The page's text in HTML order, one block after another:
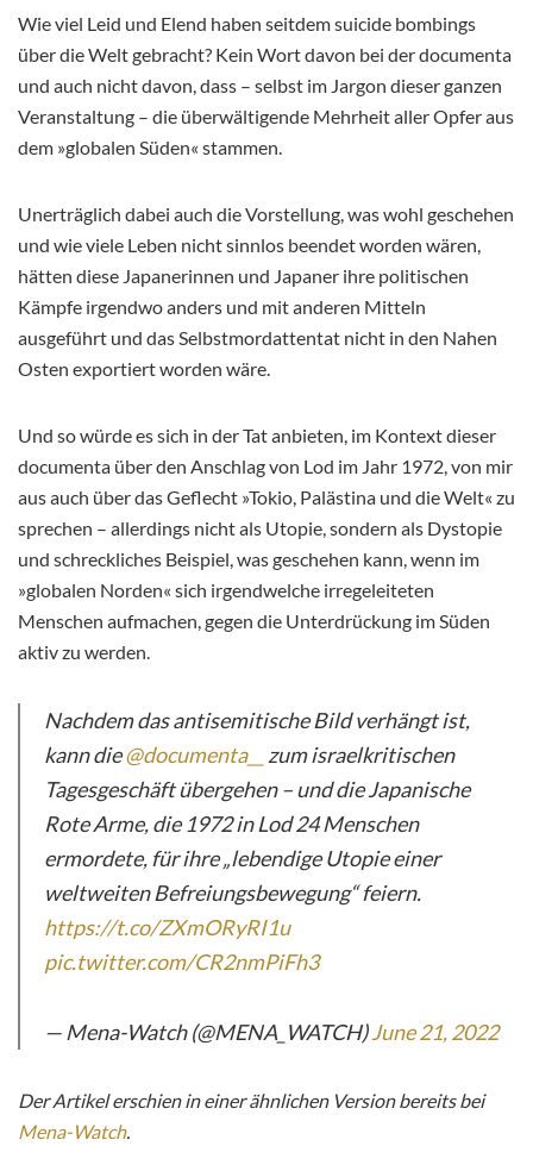
Wie viel Leid und Elend haben seitdem suicide bombings
über die Welt gebracht? Kein Wort davon bei der documenta
und auch nicht davon, dass – selbst im Jargon dieser ganzen
Veranstaltung – die überwältigende Mehrheit aller Opfer aus
dem »globalen Süden« stammen.
Unerträglich dabei auch die Vorstellung, was wohl geschehen
und wie viele Leben nicht sinnlos beendet worden wären,
hätten diese Japanerinnen und Japaner ihre politischen
Kämpfe irgendwo anders und mit anderen Mitteln
ausgeführt und das Selbstmordattentat nicht in den Nahen
Osten exportiert worden wäre.
Und so würde es sich in der Tat anbieten, im Kontext dieser
documenta über den Anschlag von Lod im Jahr 1972, von mir
aus auch über das Geflecht »Tokio, Palästina und die Welt« zu
sprechen – allerdings nicht als Utopie, sondern als Dystopie
und schreckliches Beispiel, was geschehen kann, wenn im
»globalen Norden« sich irgendwelche irregeleiteten
Menschen aufmachen, gegen die Unterdrückung im Süden
aktiv zu werden.
Nachdem das antisemitische Bild verhängt ist,
kann die@documenta__
zum israelkritischen
Tagesgeschäft übergehen – und die Japanische
Rote Arme, die 1972 in Lod 24 Menschen
ermordete, für ihre „lebendige Utopie einer
weltweiten Befreiungsbewegung“ feiern.
https://t.co/ZXmORyRI1u
pic.twitter.com/CR2nmPiFh3
— Mena-Watch (@MENA_WATCH)June 21, 2022
Der Artikel erschien in einer ähnlichen Version bereits bei
Mena-Watch.